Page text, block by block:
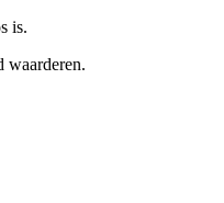
is.
waarderen.